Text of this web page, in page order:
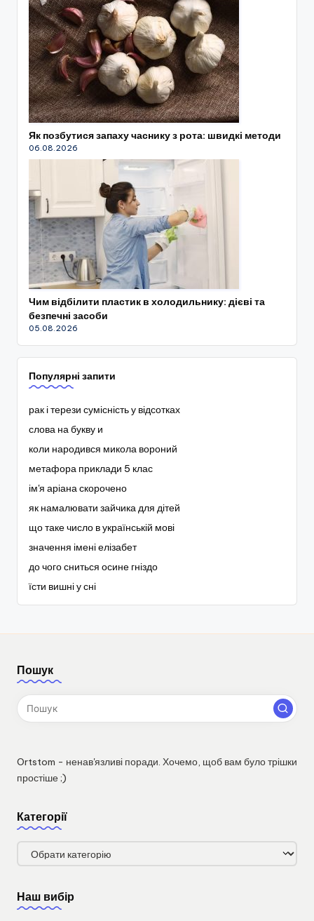
Як позбутися запаху часнику з рота: швидкі методи
06.08.2026
Чим відбілити пластик в холодильнику: дієві та
безпечні засоби
05.08.2026
Популярні запити
рак і терези сумісність у відсотках
слова на букву и
коли народився микола вороний
метафора приклади 5 клас
ім'я аріана скорочено
як намалювати зайчика для дітей
що таке число в українській мові
значення імені елізабет
до чого сниться осине гніздо
їсти вишні у сні
Пошук
Ortstom - ненав'язливі поради. Хочемо, щоб вам було трішки
простіше ;)
Категорії
Категорії
Наш вибір